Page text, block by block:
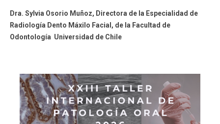
Dra. Sylvia Osorio Muñoz, Directora de la Especialidad de
Radiología Dento Máxilo Facial, de la Facultad de
Odontología Universidad de Chile